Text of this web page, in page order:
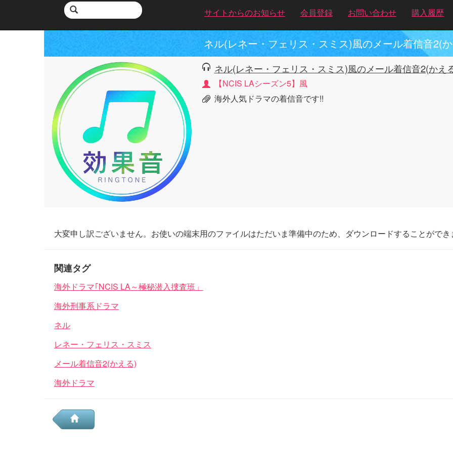
サイトからのお知らせ 会員登録 お問い合わせ 購入履歴
ネル(レネー・フェリス・スミス)風のメール着信音2(
ネル(レネー・フェリス・スミス)風のメール着信音2(かえ
【NCIS LAシーズン5】風
海外人気ドラマの着信音です!!
大変申し訳ございません。お使いの端末用のファイルはただいま準備中のため、ダウンロードすることがで
関連タグ
海外ドラマ｢NCIS LA～極秘潜入捜査班」
海外刑事系ドラマ
ネル
レネー・フェリス・スミス
メール着信音2(かえる)
海外ドラマ